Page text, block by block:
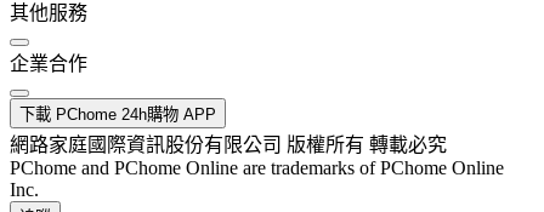
其他服務
企業合作
下載 PChome 24h購物 APP
網路家庭國際資訊股份有限公司 版權所有 轉載必究
PChome and PChome Online are trademarks of PChome Online
Inc.